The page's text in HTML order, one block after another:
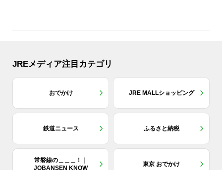
JREメディア注目カテゴリ
おでかけ JRE MALLショッピング
鉄道ニュース ふるさと納税
常磐線の＿＿＿！｜
JOBANSEN KNOW
東京 おでかけ